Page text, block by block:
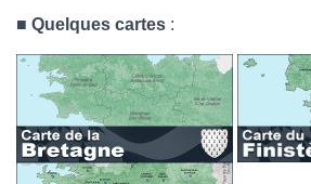
■ Quelques cartes :